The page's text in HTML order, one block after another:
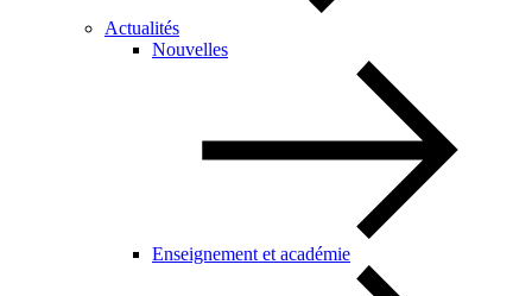
Actualités
Nouvelles
Enseignement et académie